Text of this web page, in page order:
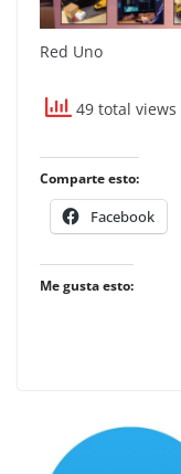
Red Uno
49 total views
Comparte esto:
Facebook
Me gusta esto: